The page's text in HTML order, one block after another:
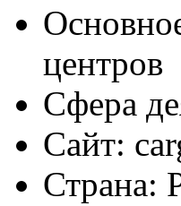
центров
Сфера
Сайт:
Страна: